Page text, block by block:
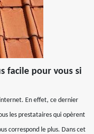
facile pour vous si
En effet, ce dernier
les prestataires qui opèrent
correspond le plus. Dans cet